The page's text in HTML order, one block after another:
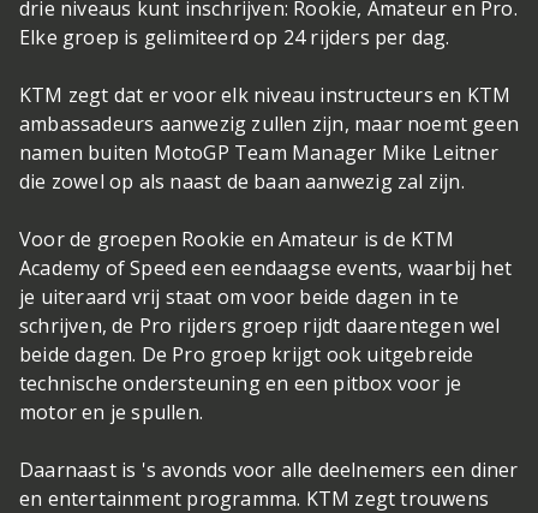
drie niveaus kunt inschrijven: Rookie, Amateur en Pro.
Elke groep is gelimiteerd op 24 rijders per dag.
KTM zegt dat er voor elk niveau instructeurs en KTM
ambassadeurs aanwezig zullen zijn, maar noemt geen
namen buiten MotoGP Team Manager Mike Leitner
die zowel op als naast de baan aanwezig zal zijn.
Voor de groepen Rookie en Amateur is de KTM
Academy of Speed een eendaagse events, waarbij het
je uiteraard vrij staat om voor beide dagen in te
schrijven, de Pro rijders groep rijdt daarentegen wel
beide dagen. De Pro groep krijgt ook uitgebreide
technische ondersteuning en een pitbox voor je
motor en je spullen.
Daarnaast is 's avonds voor alle deelnemers een diner
en entertainment programma. KTM zegt trouwens